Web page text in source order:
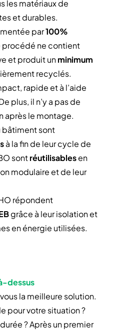
les matériaux de
et durables.
par100%
procédé ne contient
et produit unminimum
recyclés.
rapide et à l’aide
plus, il n’y a pas de
après le montage.
bâtiment sont
à la fin de leur cycle de
sontréutilisablesen
modulaire et de leur
répondent
grâce à leur isolation et
en énergie utilisées.
dessus
la meilleure solution.
pour votre situation ?
? Après un premier